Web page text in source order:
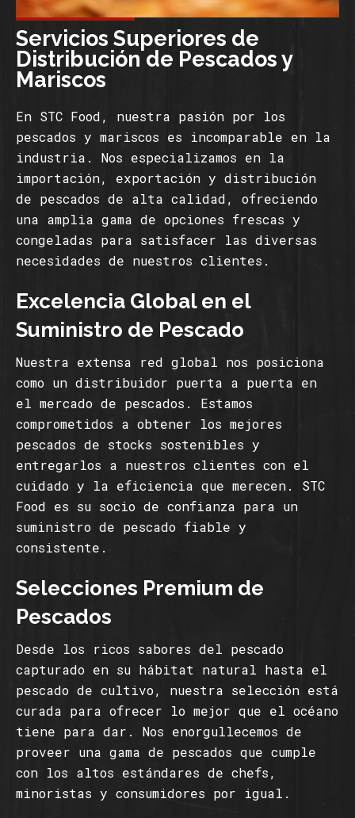
Servicios Superiores de
Distribución de Pescados y
Mariscos
En STC Food, nuestra pasión por los
pescados y mariscos es incomparable en la
industria. Nos especializamos en la
importación, exportación y distribución
de pescados de alta calidad, ofreciendo
una amplia gama de opciones frescas y
congeladas para satisfacer las diversas
necesidades de nuestros clientes.
Excelencia Global en el
Suministro de Pescado
Nuestra extensa red global nos posiciona
como un distribuidor puerta a puerta en
el mercado de pescados. Estamos
comprometidos a obtener los mejores
pescados de stocks sostenibles y
entregarlos a nuestros clientes con el
cuidado y la eficiencia que merecen. STC
Food es su socio de confianza para un
suministro de pescado fiable y
consistente.
Selecciones Premium de
Pescados
Desde los ricos sabores del pescado
capturado en su hábitat natural hasta el
pescado de cultivo, nuestra selección está
curada para ofrecer lo mejor que el océano
tiene para dar. Nos enorgullecemos de
proveer una gama de pescados que cumple
con los altos estándares de chefs,
minoristas y consumidores por igual.